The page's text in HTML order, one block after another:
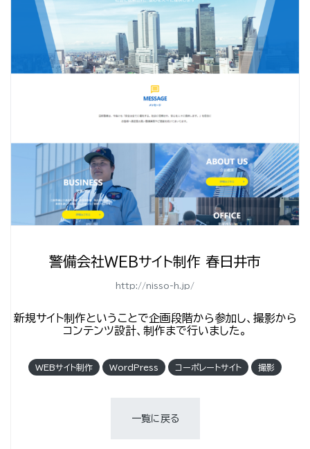
警備会社WEBサイト制作 春日井市
http://nisso-h.jp/
新規サイト制作ということで企画段階から参加し、撮影から
コンテンツ設計、制作まで行いました。
WEBサイト制作 WordPress コーポレートサイト 撮影
一覧に戻る